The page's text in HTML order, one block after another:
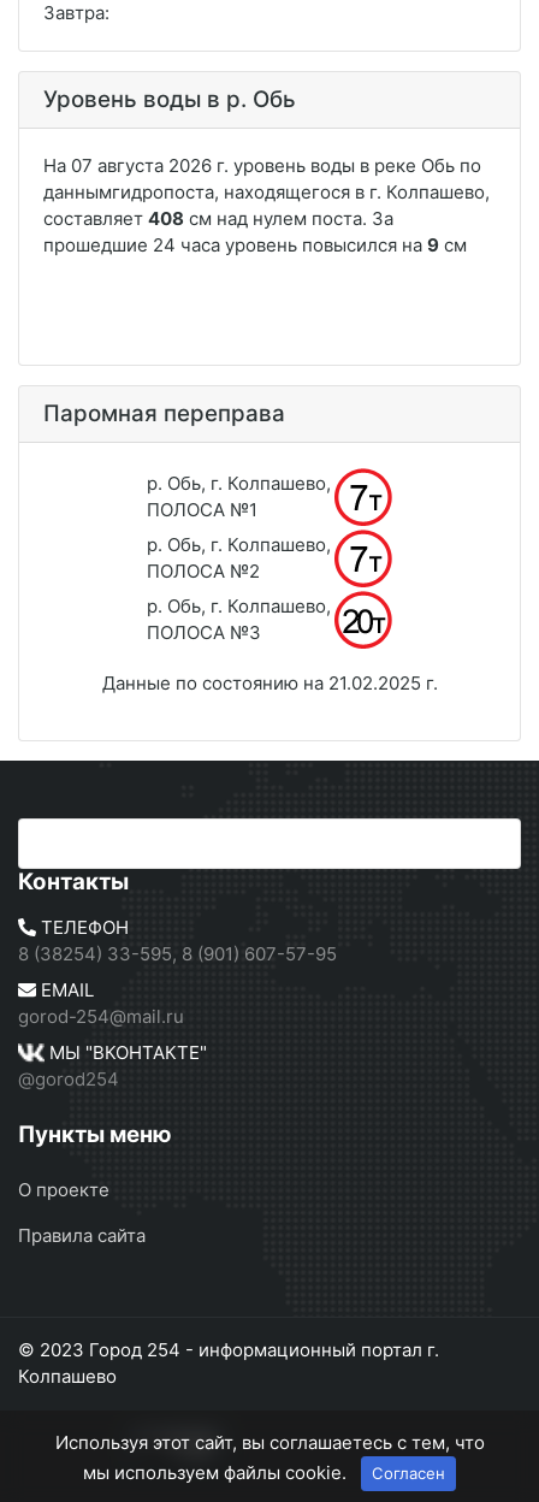
Завтра:
Уровень воды в р. Обь
Паромная переправа
р. Обь, г. Колпашево,
ПОЛОСА №1
р. Обь, г. Колпашево,
ПОЛОСА №2
р. Обь, г. Колпашево,
ПОЛОСА №3
Данные по состоянию на 21.02.2025 г.
Контакты
ТЕЛЕФОН
8 (38254) 33-595, 8 (901) 607-57-95
EMAIL
gorod-254@mail.ru
МЫ "ВКОНТАКТЕ"
@gorod254
Пункты меню
О проекте
Правила сайта
© 2023 Город 254 - информационный портал г.
Колпашево
Используя этот сайт, вы соглашаетесь с тем, что
мы используем файлы cookie.
Согласен